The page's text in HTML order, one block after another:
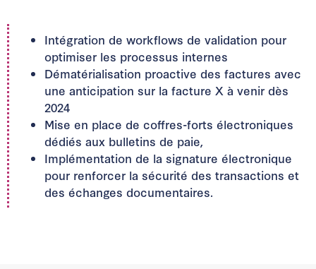
Intégration de workflows de validation pour
optimiser les processus internes
Dématérialisation proactive des factures avec
une anticipation sur la facture X à venir dès
2024
Mise en place de coffres-forts électroniques
dédiés aux bulletins de paie,
Implémentation de la signature électronique
pour renforcer la sécurité des transactions et
des échanges documentaires.